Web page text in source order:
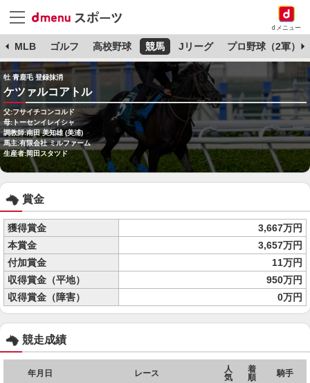
dメニュー
MLB ゴルフ 高校野球 競馬 Jリーグ プロ野球（2軍）
牡 青鹿毛 登録抹消
ケツァルコアトル
父:フサイチコンコルド
母:トーセンイレイシャ
調教師:南田 美知雄 (美浦)
馬主:有限会社 ミルファーム
生産者:岡田スタツド
賞金
獲得賞金
3,667万円
本賞金
3,657万円
付加賞金
11万円
収得賞金（平地）
950万円
収得賞金（障害）
0万円
競走成績
年月日 レース
人
気
着
順
騎手